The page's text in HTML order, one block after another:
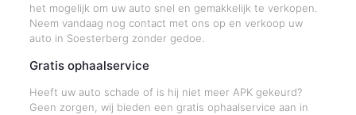
het mogelijk om uw auto snel en gemakkelijk te verkopen.
Neem vandaag nog contact met ons op en verkoop uw
auto in Soesterberg zonder gedoe.
Gratis ophaalservice
Heeft uw auto schade of is hij niet meer APK gekeurd?
Geen zorgen, wij bieden een gratis ophaalservice aan in